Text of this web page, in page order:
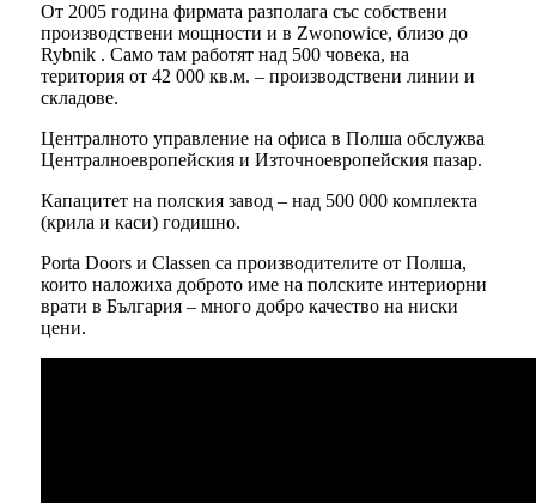
От 2005 година фирмата разполага със собствени
производствени мощности и в Zwonowice, близо до
Rybnik . Само там работят над 500 човека, на
територия от 42 000 кв.м. – производствени линии и
складове.
Централното управление на офиса в Полша обслужва
Централноевропейския и Източноевропейския пазар.
Капацитет на полския завод – над 500 000 комплекта
(крила и каси) годишно.
Porta Doors и Classen са производителите от Полша,
които наложиха доброто име на полските интериорни
врати в България – много добро качество на ниски
цени.